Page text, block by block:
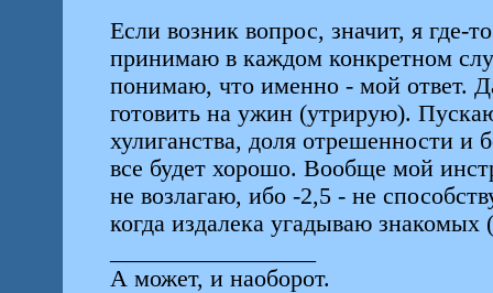
Если возник вопрос, значит, я где-
принимаю в каждом конкретном
понимаю, что именно - мой ответ.
готовить на ужин (утрирую).
хулиганства, доля отрешенности и
все будет хорошо. Вообще мой
не возлагаю, ибо -2,5 - не
когда издалека угадываю
А может, и наоборот.